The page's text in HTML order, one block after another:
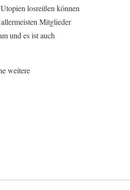
losreißen können
Mitglieder
und es ist auch
weitere